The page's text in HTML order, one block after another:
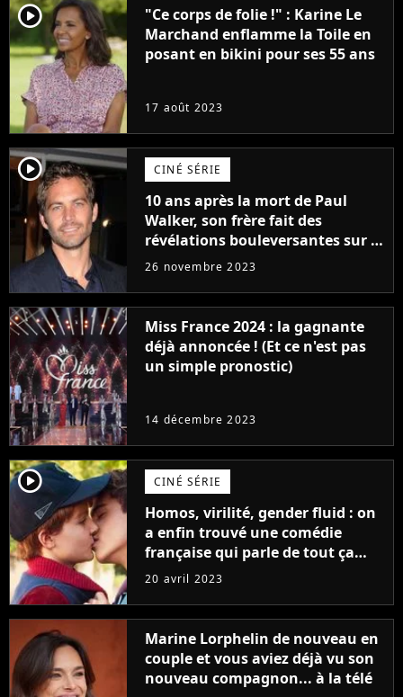
player2
"Ce corps de folie !" : Karine Le
Marchand enflamme la Toile en
posant en bikini pour ses 55 ans
17 août 2023
player2 CINÉ SÉRIE
10 ans après la mort de Paul
Walker, son frère fait des
révélations bouleversantes sur la
réaction des acteurs de Fast and
26 novembre 2023
Miss France 2024 : la gagnante
déjà annoncée ! (Et ce n'est pas
un simple pronostic)
14 décembre 2023
player2 CINÉ SÉRIE
Homos, virilité, gender fluid : on
a enfin trouvé une comédie
française qui parle de tout ça
sans être super ringarde
20 avril 2023
Marine Lorphelin de nouveau en
couple et vous aviez déjà vu son
nouveau compagnon... à la télé